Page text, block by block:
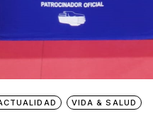
VIDA & SALUD